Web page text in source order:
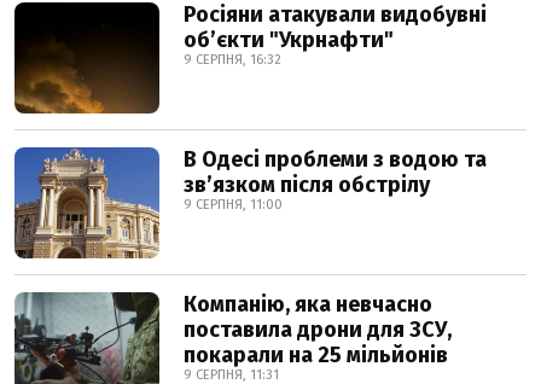
Росіяни атакували видобувні
обʼєкти "Укрнафти"
9 СЕРПНЯ, 16:32
В Одесі проблеми з водою та
звʼязком після обстрілу
9 СЕРПНЯ, 11:00
Компанію, яка невчасно
поставила дрони для ЗСУ,
покарали на 25 мільйонів
9 СЕРПНЯ, 11:31